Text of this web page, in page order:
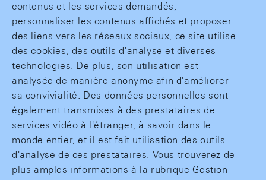
contenus et les services demandés,
personnaliser les contenus affichés et proposer
des liens vers les réseaux sociaux, ce site utilise
des cookies, des outils d'analyse et diverses
technologies. De plus, son utilisation est
analysée de manière anonyme afin d'améliorer
sa convivialité. Des données personnelles sont
également transmises à des prestataires de
services vidéo à l'étranger, à savoir dans le
monde entier, et il est fait utilisation des outils
d'analyse de ces prestataires. Vous trouverez de
plus amples informations à la rubrique Gestion